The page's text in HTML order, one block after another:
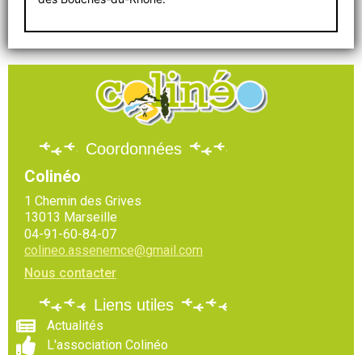
Coordonnées
Colinéo
1 Chemin des Grives
13013 Marseille
04-91-60-84-07
colineo.assenemce@gmail.com
Nous contacter
Liens utiles
Actualités
L'association Colinéo